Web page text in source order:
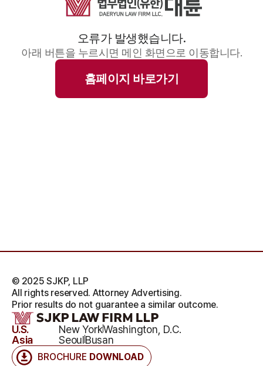
오류가 발생했습니다.
아래 버튼을 누르시면 메인 화면으로 이동합니다.
홈페이지 바로가기
BROCHURE DOWNLOAD
U.S. New YorkWashington, D.C.
Asia
SeoulBusan
© 2025 SJKP, LLP
All rights reserved. Attorney Advertising.
Prior results do not guarantee a similar outcome.